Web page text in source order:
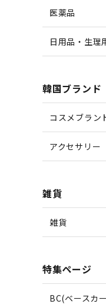
医薬品
日用品・生理
韓国ブランド
コスメブラン
アクセサリー
雑貨
雑貨
特集ページ
BC(ベースカ